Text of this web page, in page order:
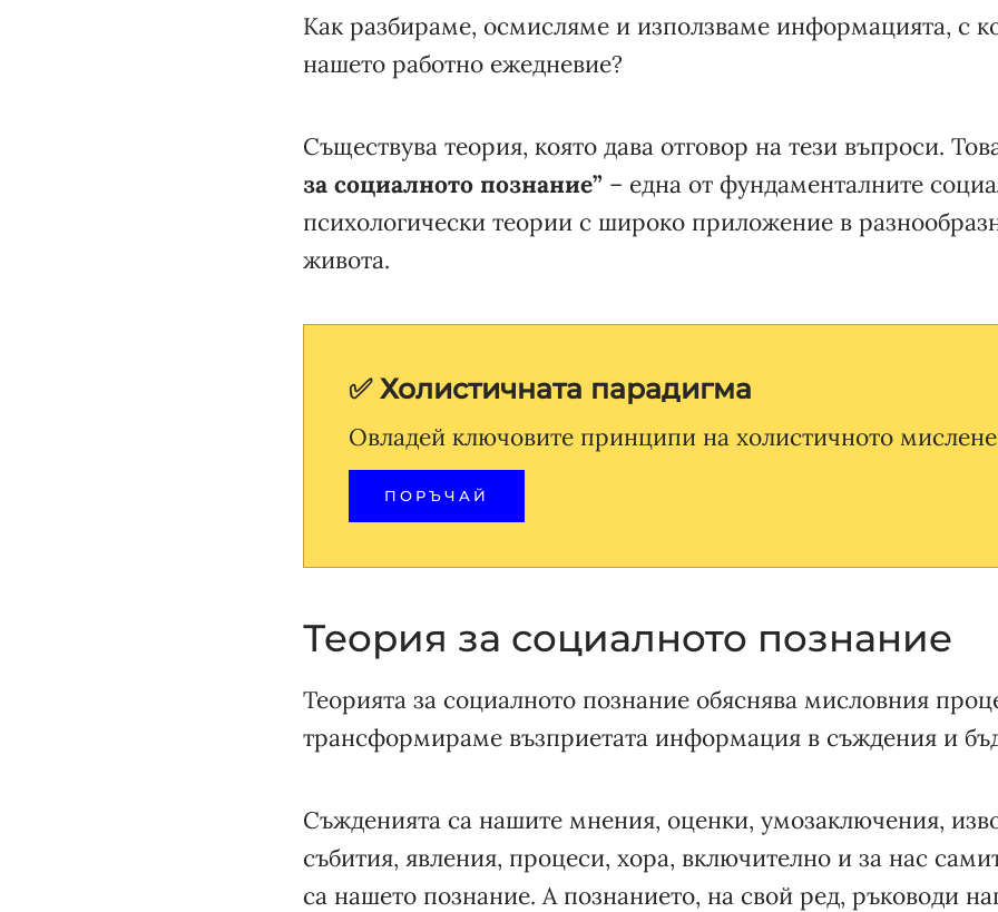
Как разбираме, осмисляме и използваме информацията, с
нашето работно ежедневие?
Съществува теория, която дава отговор на тези въпроси.
за социалното познание” – една от фундаменталните
психологически теории с широко приложение в
живота.
✅ Холистичната парадигма
Овладей ключовите принципи на холистичното
ПОРЪЧАЙ
Теория за социалното познание
Теорията за социалното познание обяснява мисловния
трансформираме възприетата информация в съждения и
Съжденията са нашите мнения, оценки, умозаключения,
събития, явления, процеси, хора, включително и за нас
са нашето познание. А познанието, на свой ред, ръководи